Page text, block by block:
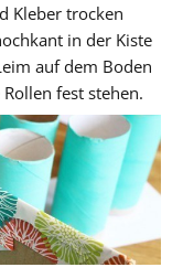
Kleber trocken
in der Kiste
auf dem Boden
fest stehen.